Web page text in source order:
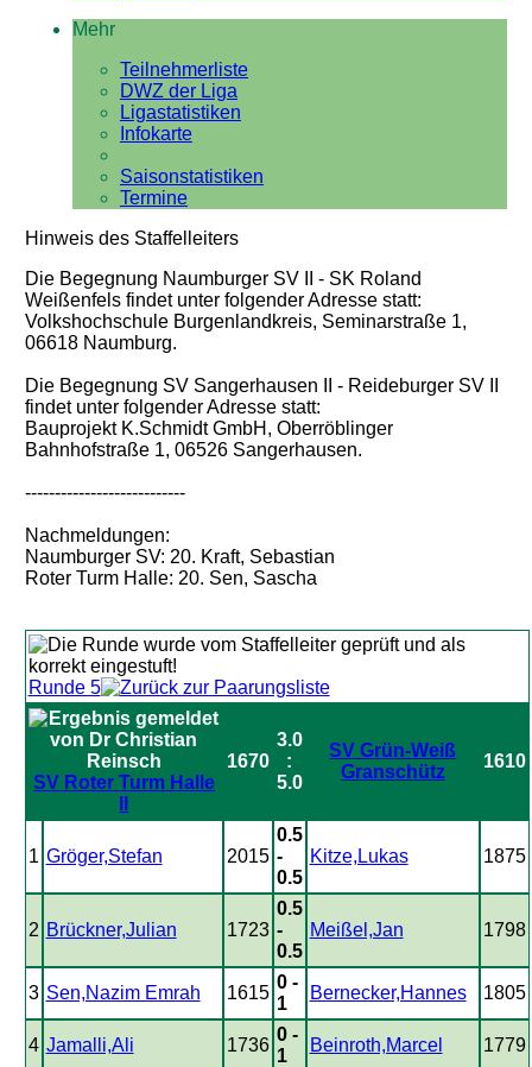
Mehr
Teilnehmerliste
DWZ der Liga
Ligastatistiken
Infokarte
Saisonstatistiken
Termine
Hinweis des Staffelleiters
Die Begegnung Naumburger SV II - SK Roland
Weißenfels findet unter folgender Adresse statt:
Volkshochschule Burgenlandkreis, Seminarstraße 1,
06618 Naumburg.
Die Begegnung SV Sangerhausen II - Reideburger SV II
findet unter folgender Adresse statt:
Bauprojekt K.Schmidt GmbH, Oberröblinger
Bahnhofstraße 1, 06526 Sangerhausen.
---------------------------
Nachmeldungen:
Naumburger SV: 20. Kraft, Sebastian
Roter Turm Halle: 20. Sen, Sascha
Runde 5
SV Roter Turm Halle
1670
3.0
:
5.0
SV Grün-Weiß
Granschütz
1610
1 Gröger,Stefan 2015
0.5
-
0.5
Kitze,Lukas 1875
2 Brückner,Julian 1723
0.5
-
0.5
Meißel,Jan 1798
3 Sen,Nazim Emrah 1615
0 -
1
Bernecker,Hannes 1805
4 Jamalli,Ali 1736
0 -
1
Beinroth,Marcel 1779